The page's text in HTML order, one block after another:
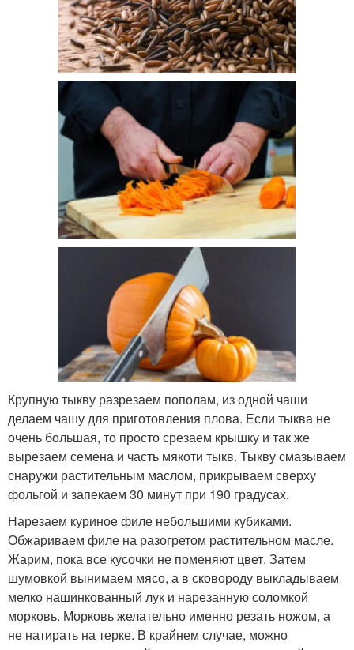
Крупную тыкву разрезаем пополам, из одной чаши
делаем чашу для приготовления плова. Если тыква не
очень большая, то просто срезаем крышку и так же
вырезаем семена и часть мякоти тыкв. Тыкву смазываем
снаружи растительным маслом, прикрываем сверху
фольгой и запекаем 30 минут при 190 градусах.
Нарезаем куриное филе небольшими кубиками.
Обжариваем филе на разогретом растительном масле.
Жарим, пока все кусочки не поменяют цвет. Затем
шумовкой вынимаем мясо, а в сковороду выкладываем
мелко нашинкованный лук и нарезанную соломкой
морковь. Морковь желательно именно резать ножом, а
не натирать на терке. В крайнем случае, можно